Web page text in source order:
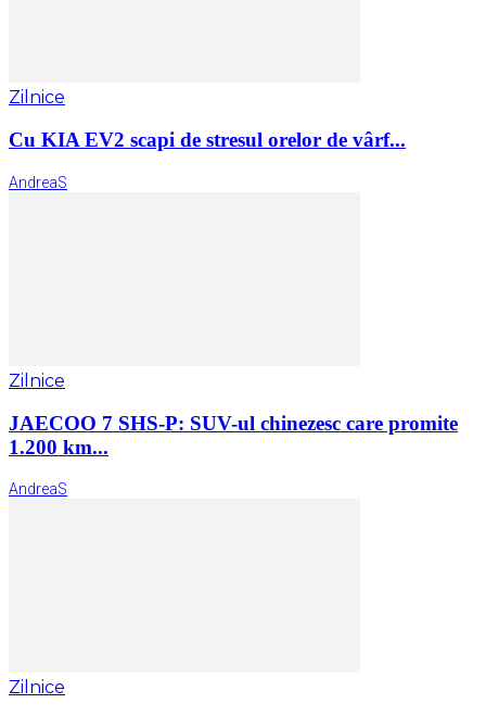
Zilnice
Cu KIA EV2 scapi de stresul orelor de vârf...
AndreaS
Zilnice
JAECOO 7 SHS-P: SUV-ul chinezesc care promite
1.200 km...
AndreaS
Zilnice